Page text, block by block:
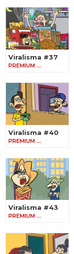
Viralisma #37
PREMIUM …
Viralisma #40
PREMIUM …
Viralisma #43
PREMIUM …